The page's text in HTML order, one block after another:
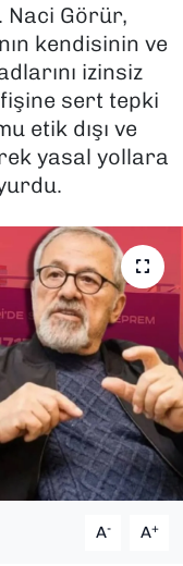
Naci Görür,
kendisinin ve
izinsiz
sert tepki
etik dışı ve
yasal yollara
A- A+